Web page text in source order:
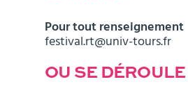
Pour tout renseignement
festival.rt@univ-tours.fr
OU SE